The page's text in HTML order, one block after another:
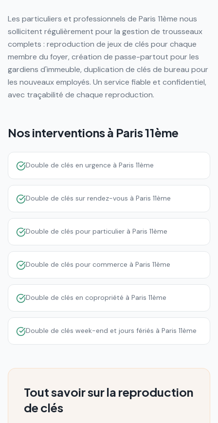
Les particuliers et professionnels de Paris 11ème nous
sollicitent régulièrement pour la gestion de trousseaux
complets : reproduction de jeux de clés pour chaque
membre du foyer, création de passe-partout pour les
gardiens d'immeuble, duplication de clés de bureau pour
les nouveaux employés. Un service fiable et confidentiel,
avec traçabilité de chaque reproduction.
Nos interventions à Paris 11ème
Double de clés en urgence à Paris 11ème
Double de clés sur rendez-vous à Paris 11ème
Double de clés pour particulier à Paris 11ème
Double de clés pour commerce à Paris 11ème
Double de clés en copropriété à Paris 11ème
Double de clés week-end et jours fériés à Paris 11ème
Tout savoir sur la reproduction
de clés